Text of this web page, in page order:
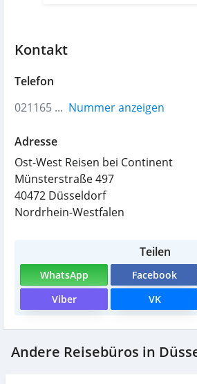
Kontakt
Telefon
021165 ... Nummer anzeigen
Adresse
Ost-West Reisen bei Continent
Münsterstraße 497
40472 Düsseldorf
Nordrhein-Westfalen
Teilen
WhatsApp Facebook
Viber
VK
Andere Reisebüros in